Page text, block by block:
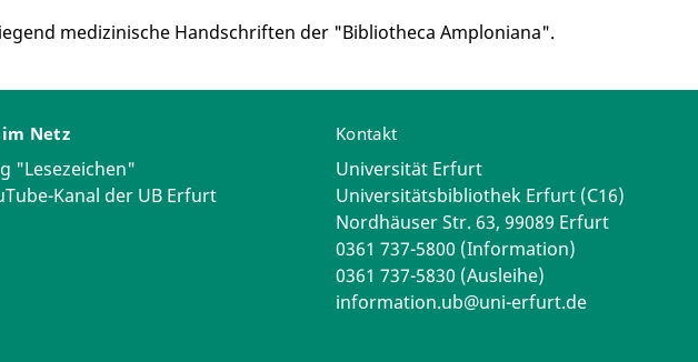
medizinische Handschriften der "Bibliotheca Amploniana".
im Netz
"Lesezeichen"
Kanal der UB Erfurt
Kontakt
Universität Erfurt
Universitätsbibliothek Erfurt (C16)
Nordhäuser Str. 63, 99089 Erfurt
0361 737-5800 (Information)
0361 737-5830 (Ausleihe)
information.ub@uni-erfurt.de